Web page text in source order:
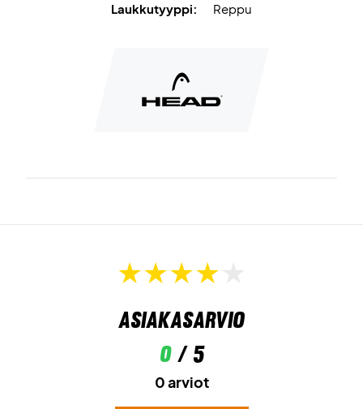
Laukkutyyppi:
Reppu
Asiakasarvio
0/ 5
0 arviot